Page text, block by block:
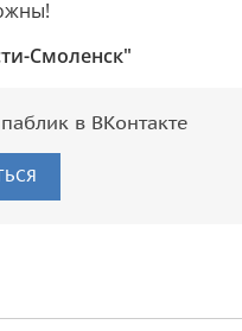
Смоленск"
в ВКонтакте